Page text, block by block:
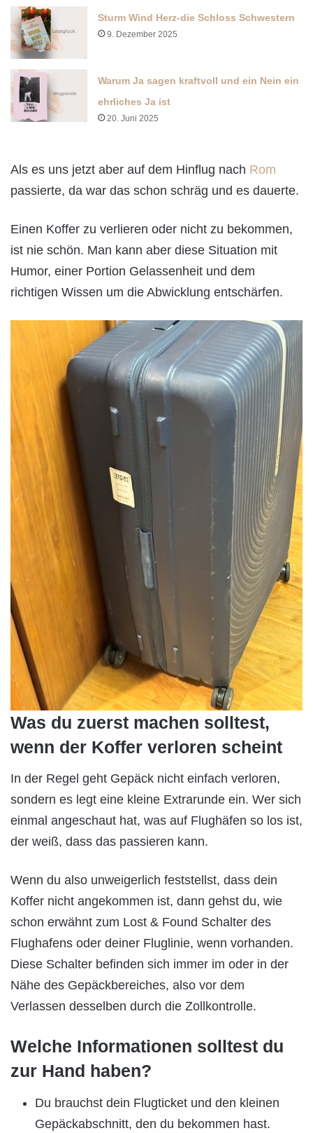
Sturm Wind Herz-die Schloss Schwestern
9. Dezember 2025
Warum Ja sagen kraftvoll und ein Nein ein
ehrliches Ja ist
20. Juni 2025
Als es uns jetzt aber auf dem Hinflug nach Rom
passierte, da war das schon schräg und es dauerte.
Einen Koffer zu verlieren oder nicht zu bekommen,
ist nie schön. Man kann aber diese Situation mit
Humor, einer Portion Gelassenheit und dem
richtigen Wissen um die Abwicklung entschärfen.
Was du zuerst machen solltest,
wenn der Koffer verloren scheint
In der Regel geht Gepäck nicht einfach verloren,
sondern es legt eine kleine Extrarunde ein. Wer sich
einmal angeschaut hat, was auf Flughäfen so los ist,
der weiß, dass das passieren kann.
Wenn du also unweigerlich feststellst, dass dein
Koffer nicht angekommen ist, dann gehst du, wie
schon erwähnt zum Lost & Found Schalter des
Flughafens oder deiner Fluglinie, wenn vorhanden.
Diese Schalter befinden sich immer im oder in der
Nähe des Gepäckbereiches, also vor dem
Verlassen desselben durch die Zollkontrolle.
Welche Informationen solltest du
zur Hand haben?
Du brauchst dein Flugticket und den kleinen
Gepäckabschnitt, den du bekommen hast.